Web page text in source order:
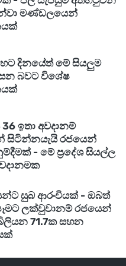
ප්‍රාදේශීය ලේකම්
නාඋල,
යන යන ප්‍රාදේශීය
අනතුරු ඇඟවීමේ
ප්‍රාදේශීය ලේකම්
දිස්ත්‍රික්කයේ
යන ප්‍රාදේශීය
දිස්ත්‍රික්කයේ
අඹන්ගඟ කෝරළේ
මණ්ඩලයෙන්
දිනයේත් මේ සියලුම
බවට විශේෂ
36 ඉතා අවදානම්
සිටින්නයැයි රජයෙන්
- මේ ප්‍රදේශ සියල්ල
සුබ ආරංචියක් - ඔබත්
ලක්වුවානම් රජයෙන්
71.7ක සහන